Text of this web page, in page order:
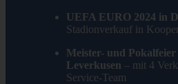
UEFA EURO 2024 in
Stadionverkauf in
Meister- und
Leverkusen – mit 4
Service-Team